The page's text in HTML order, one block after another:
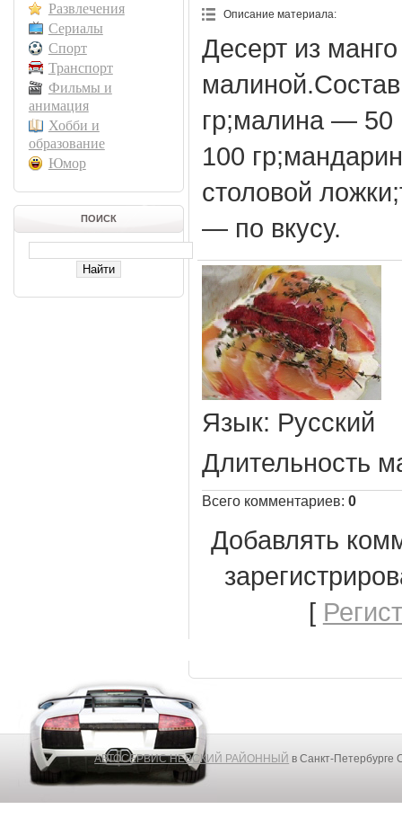
Развлечения
Сериалы
Спорт
Транспорт
Фильмы и
анимация
Хобби и
образование
Юмор
ПОИСК
Описание материала:
Десерт из
гр;малина — 50
100
столовой
— по вкусу.
Язык: Русский
Длительность
Всего комментариев: 0
Добавлять
[
АВТОСЕРВИС НЕВСКИЙ РАЙОННЫЙ в Санкт-Петербурге